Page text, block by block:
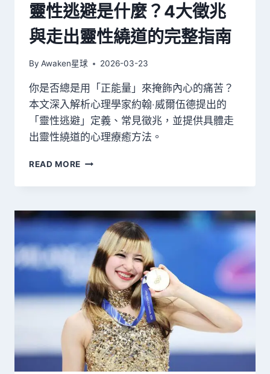
（TAPPING）
完
整
介
紹
靈性逃避是什麼？4大徵兆
與走出靈性繞道的完整指南
By Awaken星球 2026-03-23
你是否總是用「正能量」來掩飾內心的痛苦？
本文深入解析心理學家約翰‧威爾伍德提出的
「靈性逃避」定義、常見徵兆，並提供具體走
出靈性繞道的心理療癒方法。
READ MORE 靈
逃
是
什
4
徵
兆
與
走
靈
性
繞